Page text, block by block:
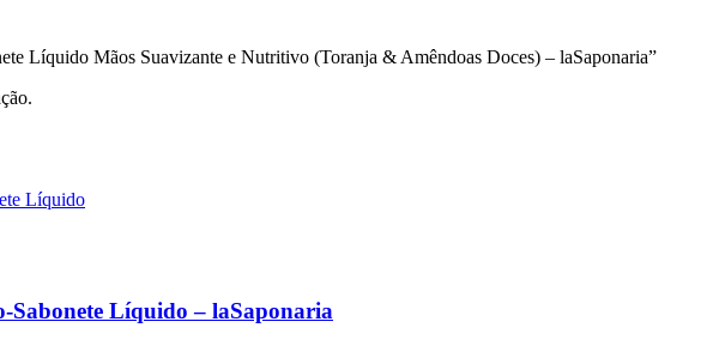
Líquido Mãos Suavizante e Nutritivo (Toranja & Amêndoas Doces) – laSaponaria”
Sabonete Líquido – laSaponaria